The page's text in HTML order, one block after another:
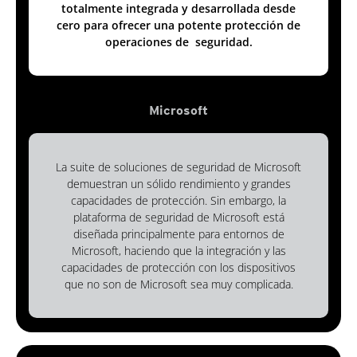
totalmente integrada y desarrollada desde
cero para ofrecer una potente protección de
operaciones de seguridad.
Microsoft
La suite de soluciones de seguridad de Microsoft
demuestran un sólido rendimiento y grandes
capacidades de protección. Sin embargo, la
plataforma de seguridad de Microsoft está
diseñada principalmente para entornos de
Microsoft, haciendo que la integración y las
capacidades de protección con los dispositivos
que no son de Microsoft sea muy complicada.